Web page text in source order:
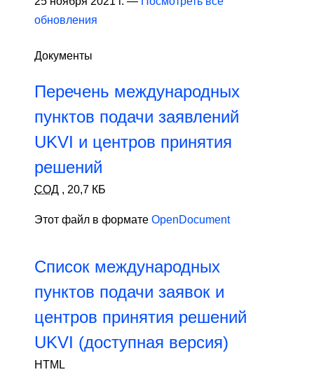
обновления
Документы
Перечень международных
пунктов подачи заявлений
UKVI и центров принятия
решений
СОД , 20,7 КБ
Этот файл в формате OpenDocument
Список международных
пунктов подачи заявок и
центров принятия решений
UKVI (доступная версия)
HTML